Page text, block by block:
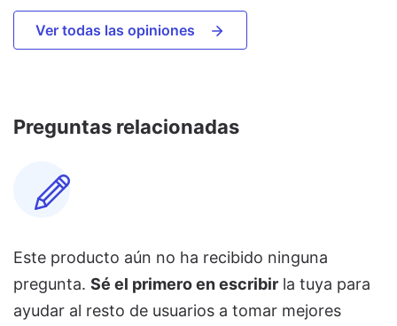
Ver todas las opiniones
Preguntas relacionadas
Este producto aún no ha recibido ninguna
pregunta. Sé el primero en escribir la tuya para
ayudar al resto de usuarios a tomar mejores